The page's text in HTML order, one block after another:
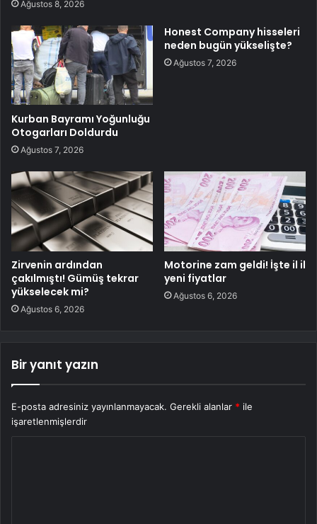
Ağustos 8, 2026
Kurban Bayramı Yoğunluğu
Otogarları Doldurdu
Ağustos 7, 2026
Honest Company hisseleri
neden bugün yükselişte?
Ağustos 7, 2026
Zirvenin ardından
çakılmıştı! Gümüş tekrar
yükselecek mi?
Ağustos 6, 2026
Motorine zam geldi! İşte il il
yeni fiyatlar
Ağustos 6, 2026
Bir yanıt yazın
E-posta adresiniz yayınlanmayacak. Gerekli alanlar * ile
işaretlenmişlerdir